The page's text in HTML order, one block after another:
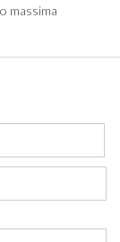
massima